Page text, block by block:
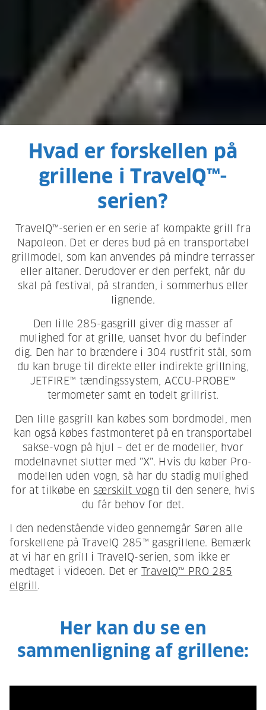
Hvad er forskellen på
grillene i TravelQ™-
serien?
TravelQ™-serien er en serie af kompakte grill fra
Napoleon. Det er deres bud på en transportabel
grillmodel, som kan anvendes på mindre terrasser
eller altaner. Derudover er den perfekt, når du
skal på festival, på stranden, i sommerhus eller
lignende.
Den lille 285-gasgrill giver dig masser af
mulighed for at grille, uanset hvor du befinder
dig. Den har to brændere i 304 rustfrit stål, som
du kan bruge til direkte eller indirekte grillning,
JETFIRE™ tændingssystem, ACCU-PROBE™
termometer samt en todelt grillrist.
Den lille gasgrill kan købes som bordmodel, men
kan også købes fastmonteret på en transportabel
sakse-vogn på hjul – det er de modeller, hvor
modelnavnet slutter med ”X”. Hvis du køber Pro-
modellen uden vogn, så har du stadig mulighed
for at tilkøbe en særskilt vogn til den senere, hvis
du får behov for det.
I den nedenstående video gennemgår Søren alle
forskellene på TravelQ 285™ gasgrillene. Bemærk
at vi har en grill i TravelQ-serien, som ikke er
medtaget i videoen. Det er TravelQ™ PRO 285
elgrill.
Her kan du se en
sammenligning af grillene: